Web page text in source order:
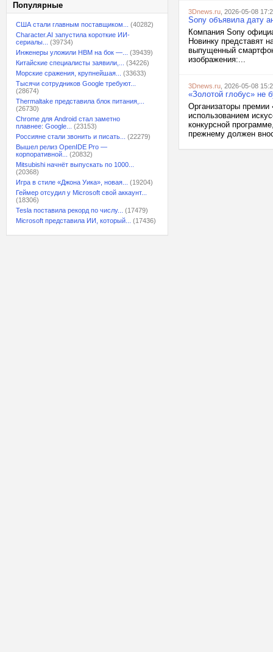
Популярные
США стали главным поставщиком...
(40282)
Character.AI запустила короткие ИИ-
сериалы...
(39734)
Инженеры уложили HBM на бок —...
(39439)
Китайские специалисты заявили,...
(34226)
Морские сражения, крупнейшая...
(33633)
Тысячи сотрудников Google требуют...
(28674)
Thermaltake представила блок питания,...
(26730)
Chrome для Android стал заметно
плавнее: Google...
(23153)
Россияне стали звонить и писать...
(22279)
Вышел релиз OpenIDE Pro —
корпоративной...
(20832)
Mitsubishi начнёт выпускать по 1000...
(20368)
Игра в стиле «Джона Уика», новая...
(19204)
Геймер отсудил у Microsoft свой аккаунт...
(18306)
Tesla поставила рекорд по числу...
(17479)
Microsoft представила ИИ, который...
(17436)
3Dnews.ru , 2026-05-08
Sony объявила дату
Компания Sony
Новинку представят
выпущенный
изображения:...
3Dnews.ru , 2026-05-08
«Золотой глобус» не
Организаторы премии
использованием
конкурсной
прежнему должен